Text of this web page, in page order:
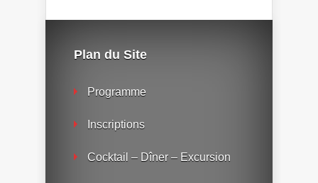
Plan du Site
Programme
Inscriptions
Cocktail – Dîner – Excursion